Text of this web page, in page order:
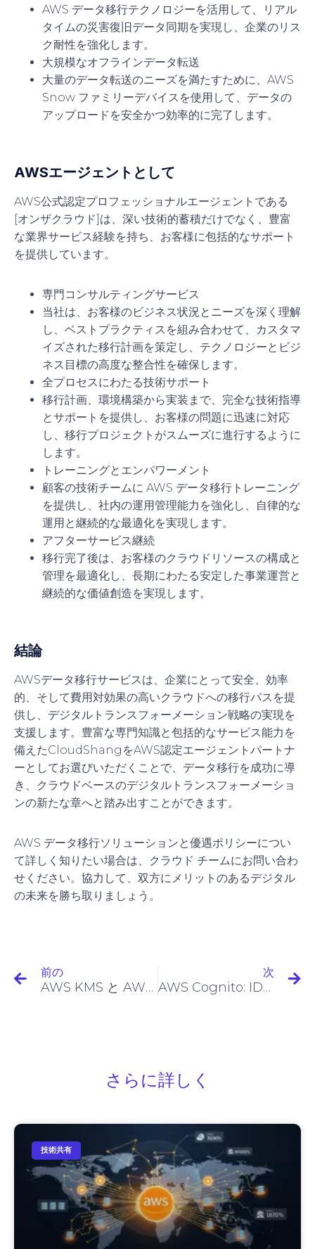
AWS データ移行テクノロジーを活用して、リアル
タイムの災害復旧データ同期を実現し、企業のリス
ク耐性を強化します。
大規模なオフラインデータ転送
大量のデータ転送のニーズを満たすために、AWS
Snow ファミリーデバイスを使用して、データの
アップロードを安全かつ効率的に完了します。
AWSエージェントとして
AWS公式認定プロフェッショナルエージェントである
[オンザクラウド]は、深い技術的蓄積だけでなく、豊富
な業界サービス経験を持ち、お客様に包括的なサポート
を提供しています。
専門コンサルティングサービス
当社は、お客様のビジネス状況とニーズを深く理解
し、ベストプラクティスを組み合わせて、カスタマ
イズされた移行計画を策定し、テクノロジーとビジ
ネス目標の高度な整合性を確保します。
全プロセスにわたる技術サポート
移行計画、環境構築から実装まで、完全な技術指導
とサポートを提供し、お客様の問題に迅速に対応
し、移行プロジェクトがスムーズに進行するように
します。
トレーニングとエンパワーメント
顧客の技術チームに AWS データ移行トレーニング
を提供し、社内の運用管理能力を強化し、自律的な
運用と継続的な最適化を実現します。
アフターサービス継続
移行完了後は、お客様のクラウドリソースの構成と
管理を最適化し、長期にわたる安定した事業運営と
継続的な価値創造を実現します。
結論
AWSデータ移行サービスは、企業にとって安全、効率
的、そして費用対効果の高いクラウドへの移行パスを提
供し、デジタルトランスフォーメーション戦略の実現を
支援します。豊富な専門知識と包括的なサービス能力を
備えたCloudShangをAWS認定エージェントパートナ
ーとしてお選びいただくことで、データ移行を成功に導
き、クラウドベースのデジタルトランスフォーメーショ
ンの新たな章へと踏み出すことができます。
AWS データ移行ソリューションと優遇ポリシーについ
て詳しく知りたい場合は、クラウド チームにお問い合わ
せください。協力して、双方にメリットのあるデジタル
の未来を勝ち取りましょう。
前の
AWS KMS と AWS Cloud HSM と AWS Secret Manager の違いは何ですか?
次
AWS Cognito: ID管理と認証を簡素化
さらに詳しく
技術共有